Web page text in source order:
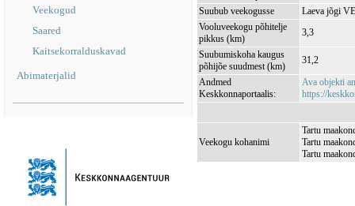
Veekogud
Saared
Kaitsekorralduskavad
Abimaterjalid
Suubub veekogusse
Laeva jõgi
Vooluveekogu põhitelje
pikkus (km)
3,3
Suubumiskoha kaugus
põhijõe suudmest (km)
31,2
Andmed
Keskkonnaportaalis:
Ava objekti
https://
Veekogu kohanimi
Tartu
Tartu
Tartu